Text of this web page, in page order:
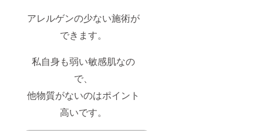
アレルゲンの少ない施術が
できます。
私自身も弱い敏感肌なの
で、
他物質がないのはポイント
高いです。